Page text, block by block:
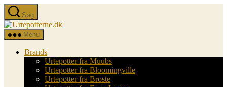
Spring
til
indholdet
Søg
Urtepotterne.dk
Menu
Brands
Urtepotter fra Muubs
Urtepotter fra Bloomingville
Urtepotter fra Broste